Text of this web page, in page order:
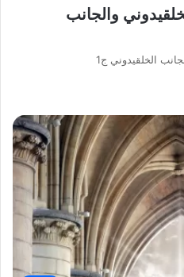
والجانب
الخلقيدوني ج1